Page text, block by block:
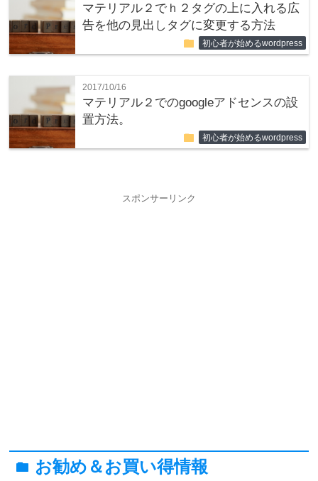
マテリアル２でｈ２タグの上に入れる広
告を他の見出しタグに変更する方法
folder 初心者が始めるwordpress
2017/10/16
マテリアル２でのgoogleアドセンスの設
置方法。
folder 初心者が始めるwordpress
スポンサーリンク
folder お勧め＆お買い得情報